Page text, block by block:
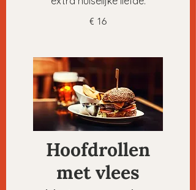
€ 16
Hoofdrollen
met vlees